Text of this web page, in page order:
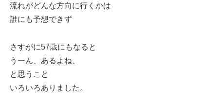
流れがどんな方向に行くかは
誰にも予想できず
さすがに57歳にもなると
うーん、あるよね、
と思うこと
いろいろありました。